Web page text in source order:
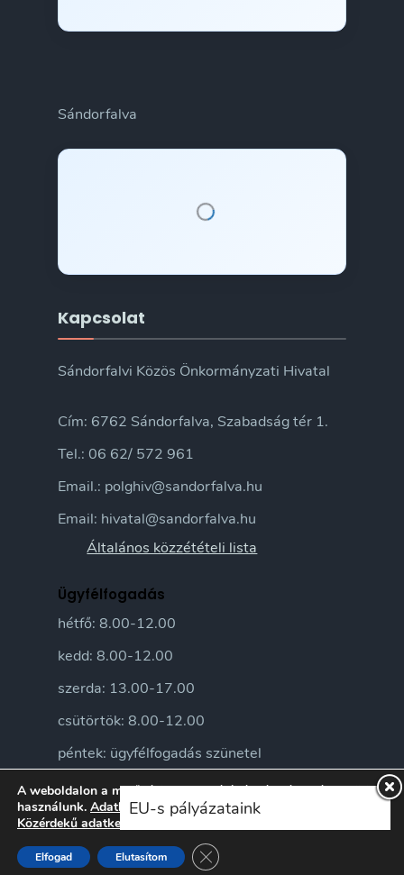
Sándorfalva
Kapcsolat
Sándorfalvi Közös Önkormányzati Hivatal
Cím: 6762 Sándorfalva, Szabadság tér 1.
Tel.: 06 62/ 572 961
Email.: polghiv@sandorfalva.hu
Email: hivatal@sandorfalva.hu
Általános közzétételi lista
Ügyfélfogadás
hétfő: 8.00-12.00
kedd: 8.00-12.00
szerda: 13.00-17.00
csütörtök: 8.00-12.00
péntek: ügyfélfogadás szünetel
EU-s pályázataink
A weboldalon a minőségi felhasználói élmény érdekében sütiket
használunk. Adatkezelési tájékoztatónkatitt ismerheti meg.
Közérdekű adatkezelési szabályzatunkat
Elfogad Elutasítom Close GDPR Cookie Banner